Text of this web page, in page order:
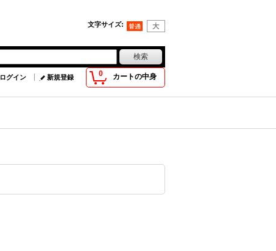
文字サイズ:
0 カートの中身
ログイン 新規登録